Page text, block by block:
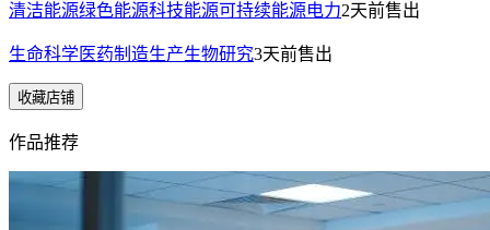
清洁能源绿色能源科技能源可持续能源电力2天前售出
生命科学医药制造生产生物研究3天前售出
收藏店铺
作品推荐